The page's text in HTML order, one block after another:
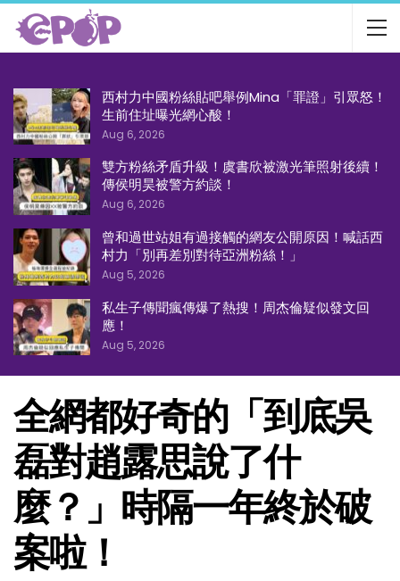
西村力中國粉絲貼吧舉例Mina「罪證」引眾怒！
生前住址曝光網心酸！
Aug 6, 2026
雙方粉絲矛盾升級！虞書欣被激光筆照射後續！
傳侯明昊被警方約談！
Aug 6, 2026
曾和過世站姐有過接觸的網友公開原因！喊話西
村力「別再差別對待亞洲粉絲！」
Aug 5, 2026
私生子傳聞瘋傳爆了熱搜！周杰倫疑似發文回
應！
Aug 5, 2026
全網都好奇的「到底吳
磊對趙露思說了什
麼？」時隔一年終於破
案啦！